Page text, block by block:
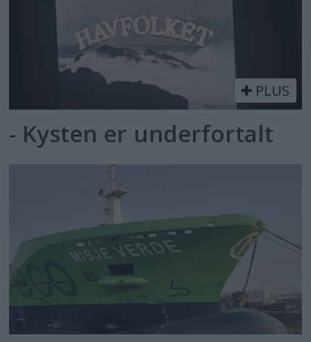
PLUS
- Kysten er underfortalt